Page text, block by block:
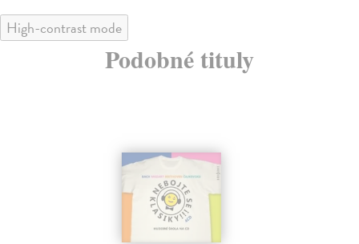
High-contrast mode
Podobné tituly